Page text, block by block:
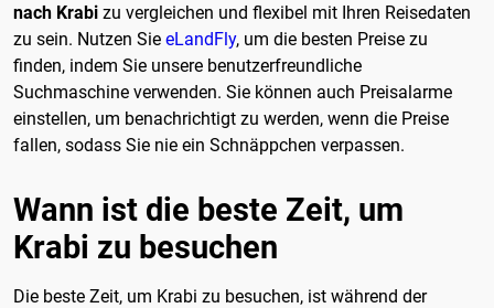
nach Krabi zu vergleichen und flexibel mit Ihren Reisedaten
zu sein. Nutzen Sie eLandFly, um die besten Preise zu
finden, indem Sie unsere benutzerfreundliche
Suchmaschine verwenden. Sie können auch Preisalarme
einstellen, um benachrichtigt zu werden, wenn die Preise
fallen, sodass Sie nie ein Schnäppchen verpassen.
Wann ist die beste Zeit, um
Krabi zu besuchen
Die beste Zeit, um Krabi zu besuchen, ist während der